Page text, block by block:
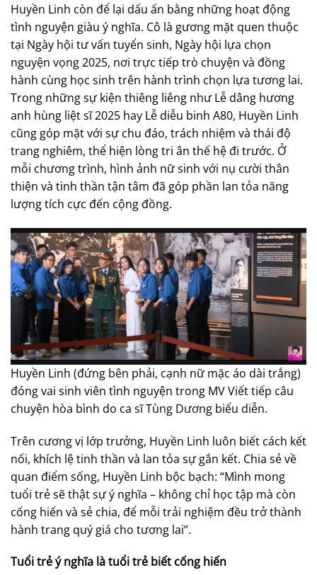
Huyền Linh còn để lại dấu ấn bằng những hoạt động
tình nguyện giàu ý nghĩa. Cô là gương mặt quen thuộc
tại Ngày hội tư vấn tuyển sinh, Ngày hội lựa chọn
nguyện vọng 2025, nơi trực tiếp trò chuyện và đồng
hành cùng học sinh trên hành trình chọn lựa tương lai.
Trong những sự kiện thiêng liêng như Lễ dâng hương
anh hùng liệt sĩ 2025 hay Lễ diễu binh A80, Huyền Linh
cũng góp mặt với sự chu đáo, trách nhiệm và thái độ
trang nghiêm, thể hiện lòng tri ân thế hệ đi trước. Ở
mỗi chương trình, hình ảnh nữ sinh với nụ cười thân
thiện và tinh thần tận tâm đã góp phần lan tỏa năng
lượng tích cực đến cộng đồng.
Huyền Linh (đứng bên phải, cạnh nữ mặc áo dài trắng)
đóng vai sinh viên tình nguyện trong MV Viết tiếp câu
chuyện hòa bình do ca sĩ Tùng Dương biểu diễn.
Trên cương vị lớp trưởng, Huyền Linh luôn biết cách kết
nối, khích lệ tinh thần và lan tỏa sự gắn kết. Chia sẻ về
quan điểm sống, Huyền Linh bộc bạch: “Mình mong
tuổi trẻ sẽ thật sự ý nghĩa – không chỉ học tập mà còn
cống hiến và sẻ chia, để mỗi trải nghiệm đều trở thành
hành trang quý giá cho tương lai”.
Tuổi trẻ ý nghĩa là tuổi trẻ biết cống hiến